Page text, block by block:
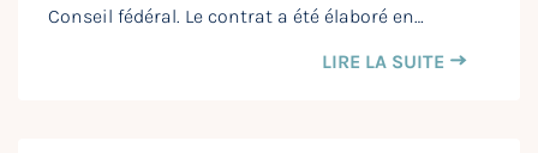
Conseil fédéral. Le contrat a été élaboré en…
LIRE LA SUITE